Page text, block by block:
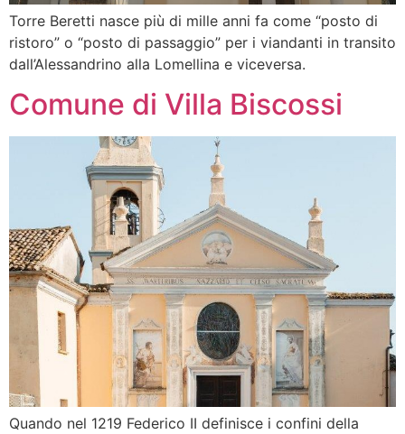
Torre Beretti nasce più di mille anni fa come “posto di
ristoro” o “posto di passaggio” per i viandanti in transito
dall’Alessandrino alla Lomellina e viceversa.
Comune di Villa Biscossi
Quando nel 1219 Federico II definisce i confini della